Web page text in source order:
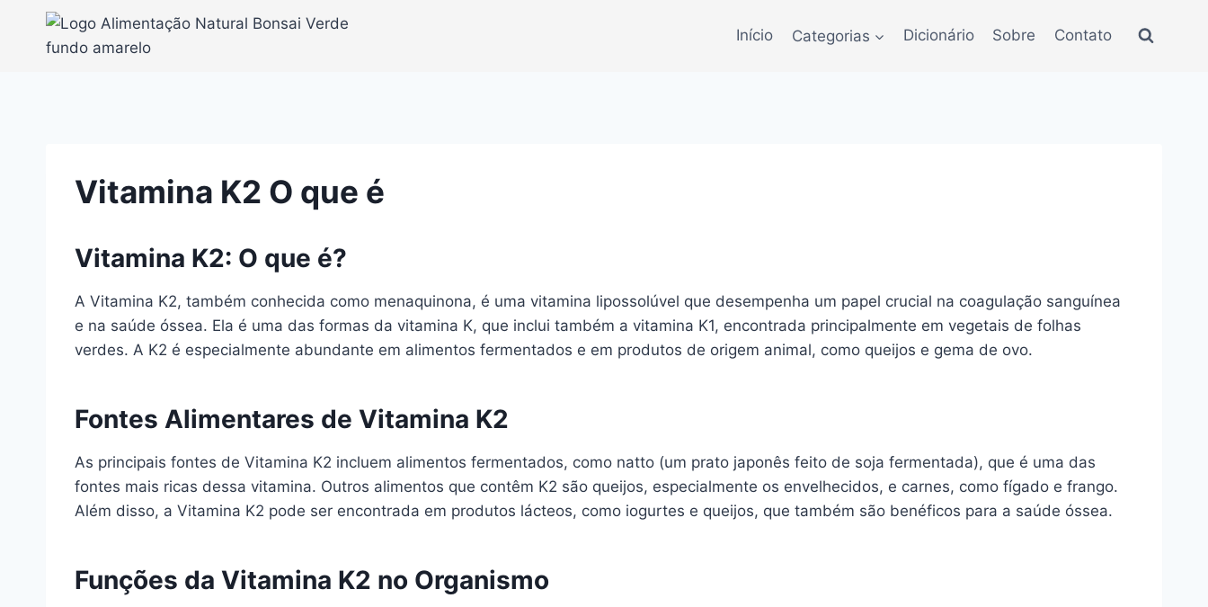
Início Categorias Dicionário Sobre Contato
Vitamina K2 O que é
Vitamina K2: O que é?
A Vitamina K2, também conhecida como menaquinona, é uma vitamina lipossolúvel que desempenha um papel crucial na coagulação sanguínea
e na saúde óssea. Ela é uma das formas da vitamina K, que inclui também a vitamina K1, encontrada principalmente em vegetais de folhas
verdes. A K2 é especialmente abundante em alimentos fermentados e em produtos de origem animal, como queijos e gema de ovo.
Fontes Alimentares de Vitamina K2
As principais fontes de Vitamina K2 incluem alimentos fermentados, como natto (um prato japonês feito de soja fermentada), que é uma das
fontes mais ricas dessa vitamina. Outros alimentos que contêm K2 são queijos, especialmente os envelhecidos, e carnes, como fígado e frango.
Além disso, a Vitamina K2 pode ser encontrada em produtos lácteos, como iogurtes e queijos, que também são benéficos para a saúde óssea.
Funções da Vitamina K2 no Organismo